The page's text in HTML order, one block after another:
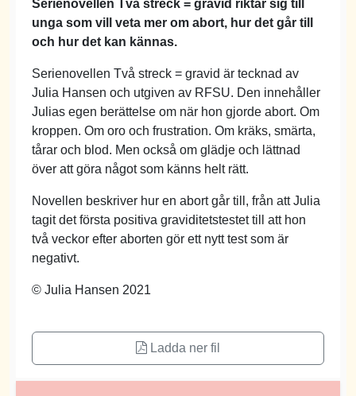
Serienovellen Två streck = gravid riktar sig till
unga som vill veta mer om abort, hur det går till
och hur det kan kännas.
Serienovellen Två streck = gravid är tecknad av
Julia Hansen och utgiven av RFSU. Den innehåller
Julias egen berättelse om när hon gjorde abort. Om
kroppen. Om oro och frustration. Om kräks, smärta,
tårar och blod. Men också om glädje och lättnad
över att göra något som känns helt rätt.
Novellen beskriver hur en abort går till, från att Julia
tagit det första positiva graviditetstestet till att hon
två veckor efter aborten gör ett nytt test som är
negativt.
© Julia Hansen 2021
Ladda ner fil